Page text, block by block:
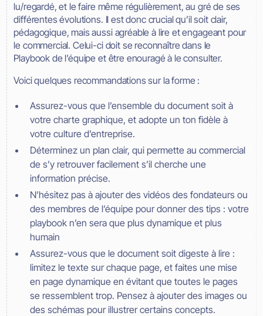
lu/regardé, et le faire même régulièrement, au gré de ses
différentes évolutions. Il est donc crucial qu’il soit clair,
pédagogique, mais aussi agréable à lire et engageant pour
le commercial. Celui-ci doit se reconnaître dans le
Playbook de l’équipe et être enouragé à le consulter.
Voici quelques recommandations sur la forme :
Assurez-vous que l’ensemble du document soit à
votre charte graphique, et adopte un ton fidèle à
votre culture d’entreprise.
Déterminez un plan clair, qui permette au commercial
de s’y retrouver facilement s’il cherche une
information précise.
N’hésitez pas à ajouter des vidéos des fondateurs ou
des membres de l’équipe pour donner des tips : votre
playbook n’en sera que plus dynamique et plus
humain
Assurez-vous que le document soit digeste à lire :
limitez le texte sur chaque page, et faites une mise
en page dynamique en évitant que toutes le pages
se ressemblent trop. Pensez à ajouter des images ou
des schémas pour illustrer certains concepts.